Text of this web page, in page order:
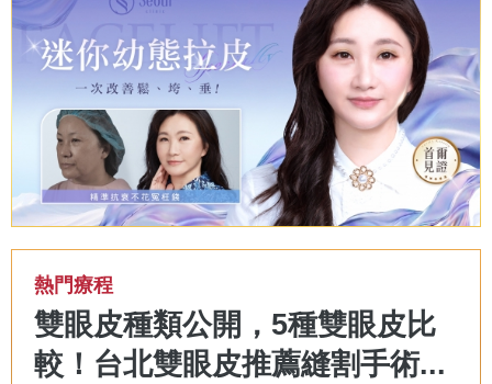
熱門療程
雙眼皮種類公開，5種雙眼皮比
較！台北雙眼皮推薦縫割手術...